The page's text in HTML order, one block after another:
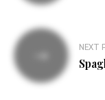
NEXT